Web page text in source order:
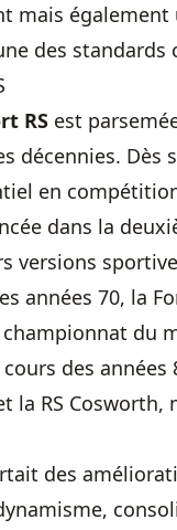
mais
des standards
RS est
décennies. Dès
en
dans la
versions
années 70, la
du
des années
la RS
des